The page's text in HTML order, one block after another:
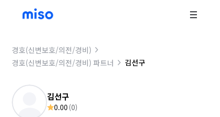
경호(신변보호/의전/경비)
경호(신변보호/의전/경비) 파트너
김선구
김선구
0.00 (0)